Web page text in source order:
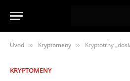
Úvod » Kryptomeny » Kryptotrhy „dosiahnu
KRYPTOMENY